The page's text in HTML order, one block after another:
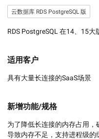
云数据库 RDS PostgreSQL 版
RDS PostgreSQL 在14、15
适用客户
具有大量长连接的SaaS场景
新增功能/规格
为了降低长连接的内存占用
导致内存不足，支持进程级的